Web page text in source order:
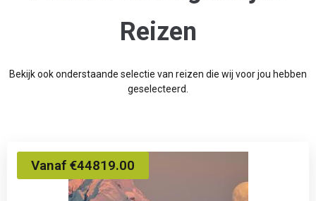
Reizen
Bekijk ook onderstaande selectie van reizen die wij voor jou hebben
geselecteerd.
Vanaf €44819.00